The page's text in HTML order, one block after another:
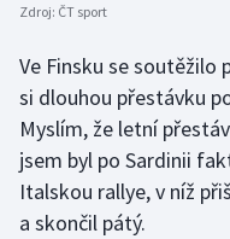
Ragby
Rychlobruslení
Rychlostní kanoistika
Zdroj: ČT sport
Ve Finsku se soutěžilo
si dlouhou přestávku
Myslím, že letní
jsem byl po Sardinii
Italskou rallye, v níž
a skončil pátý.